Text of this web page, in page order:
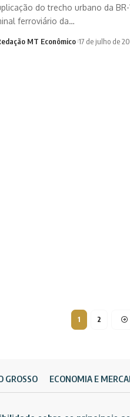
do trecho urbano da
ferroviário da…
MT Econômico 17 de julho de
1 2
GROSSO ECONOMIA E